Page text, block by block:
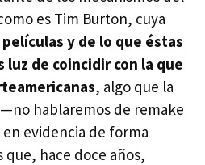
es Tim Burton, cuya
y de lo que éstas
luz de coincidir con la que
, algo que la
hablaremos de remake
evidencia de forma
que, hace doce años,